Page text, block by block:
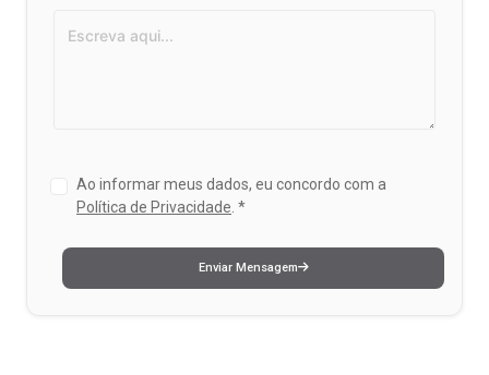
Ao informar meus dados, eu concordo com a
Política de Privacidade *
Enviar Mensagem